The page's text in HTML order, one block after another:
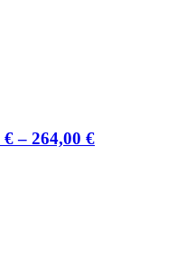
€– 264,00 €